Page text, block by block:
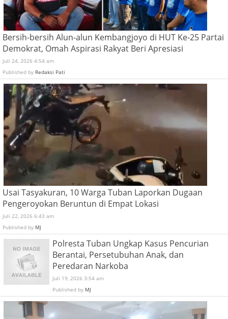
Bersih-bersih Alun-alun Kembangjoyo di HUT Ke-25 Partai
Demokrat, Omah Aspirasi Rakyat Beri Apresiasi
Juli 24, 2026 4:54 am
Published by Redaksi Pati
Usai Tasyakuran, 10 Warga Tuban Laporkan Dugaan
Pengeroyokan Beruntun di Empat Lokasi
Juli 22, 2026 6:43 am
Published by MJ
Polresta Tuban Ungkap Kasus Pencurian
Berantai, Persetubuhan Anak, dan
Peredaran Narkoba
Juli 19, 2026 3:54 am
Published by MJ